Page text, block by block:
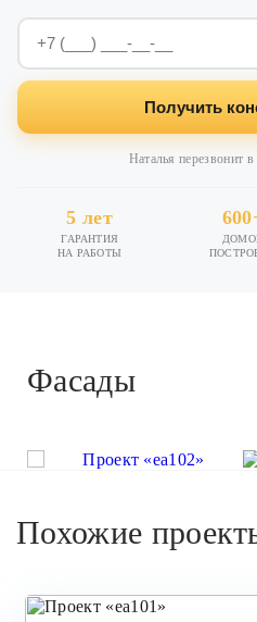
Получить
Наталья перезвонит
5 лет
ГАРАНТИЯ
НА РАБОТЫ
Фасады
Похожие